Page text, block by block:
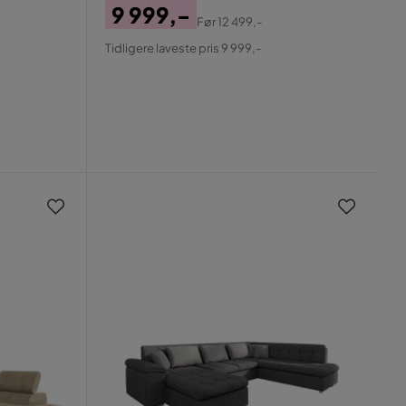
Pris
9 999,-
Original
Før12 499,-
Tidligere laveste pris 9 999,-